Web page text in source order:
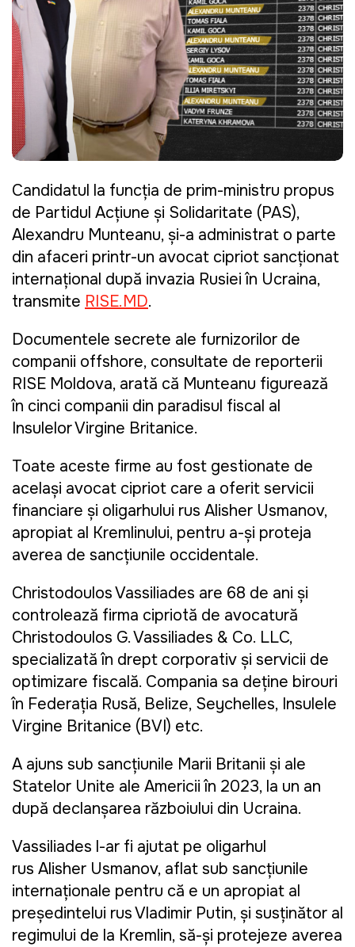
Candidatul la funcția de prim-ministru propus
de Partidul Acțiune și Solidaritate (PAS),
Alexandru Munteanu, și-a administrat o parte
din afaceri printr-un avocat cipriot sancționat
internațional după invazia Rusiei în Ucraina,
transmite RISE.MD.
Documentele secrete ale furnizorilor de
companii offshore, consultate de reporterii
RISE Moldova, arată că Munteanu figurează
în cinci companii din paradisul fiscal al
Insulelor Virgine Britanice.
Toate aceste firme au fost gestionate de
același avocat cipriot care a oferit servicii
financiare și oligarhului rus Alisher Usmanov,
apropiat al Kremlinului, pentru a-și proteja
averea de sancțiunile occidentale.
Christodoulos Vassiliades are 68 de ani și
controlează firma cipriotă de avocatură
Christodoulos G. Vassiliades & Co. LLC,
specializată în drept corporativ și servicii de
optimizare fiscală. Compania sa deține birouri
în Federația Rusă, Belize, Seychelles, Insulele
Virgine Britanice (BVI) etc.
A ajuns sub sancțiunile Marii Britanii și ale
Statelor Unite ale Americii în 2023, la un an
după declanșarea războiului din Ucraina.
Vassiliades l-ar fi ajutat pe oligarhul
rus Alisher Usmanov, aflat sub sancțiunile
internaționale pentru că e un apropiat al
președintelui rus Vladimir Putin, și susținător al
regimului de la Kremlin, să-și protejeze averea